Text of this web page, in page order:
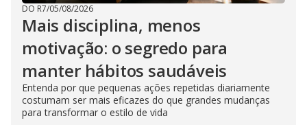
DO R7/05/08/2026
Mais disciplina, menos
motivação: o segredo para
manter hábitos saudáveis
Entenda por que pequenas ações repetidas diariamente
costumam ser mais eficazes do que grandes mudanças
para transformar o estilo de vida